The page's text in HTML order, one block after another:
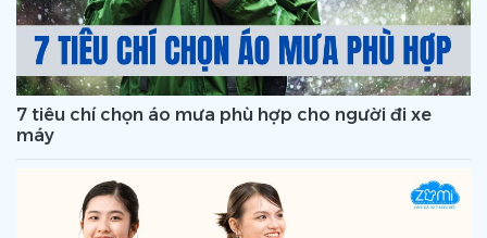
7 tiêu chí chọn áo mưa phù hợp cho người đi xe
máy